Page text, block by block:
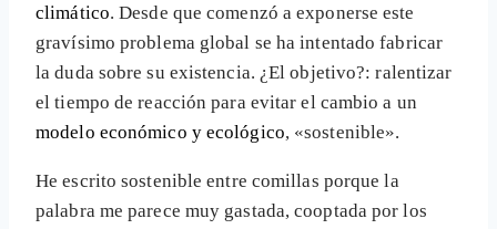
climático. Desde que comenzó a exponerse este
gravísimo problema global se ha intentado fabricar
la duda sobre su existencia. ¿El objetivo?: ralentizar
el tiempo de reacción para evitar el cambio a un
modelo económico y ecológico, «sostenible».
He escrito sostenible entre comillas porque la
palabra me parece muy gastada, cooptada por los